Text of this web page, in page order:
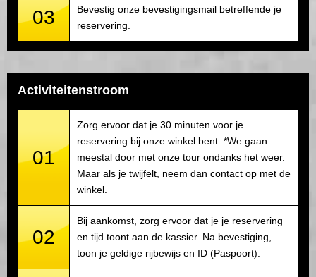
03
Bevestig onze bevestigingsmail betreffende je
reservering.
Activiteitenstroom
01
Zorg ervoor dat je 30 minuten voor je
reservering bij onze winkel bent. *We gaan
meestal door met onze tour ondanks het weer.
Maar als je twijfelt, neem dan contact op met de
winkel.
02
Bij aankomst, zorg ervoor dat je je reservering
en tijd toont aan de kassier. Na bevestiging,
toon je geldige rijbewijs en ID (Paspoort).